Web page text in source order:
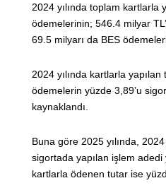
2024 yılında toplam kartlarla
ödemelerinin; 546.4 milyar
69.5 milyarı da BES
2024 yılında kartlarla
ödemelerin yüzde 3,89’u
kaynaklandı.
Buna göre 2025 yılında,
sigortada yapılan işlem adedi
kartlarla ödenen tutar ise